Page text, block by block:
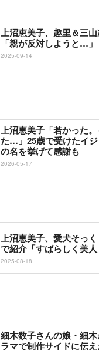
上沼恵美子、趣里＆三
「親が反対しようと…」
2025-09-14
上沼恵美子「若かった
た…」25歳で受けたイ
の名を挙げて感謝も
2026-05-17
上沼恵美子、愛犬そっ
で紹介「すばらしく美人
2025-08-18
細木数子さんの娘・細
ラマで制作サイドに伝